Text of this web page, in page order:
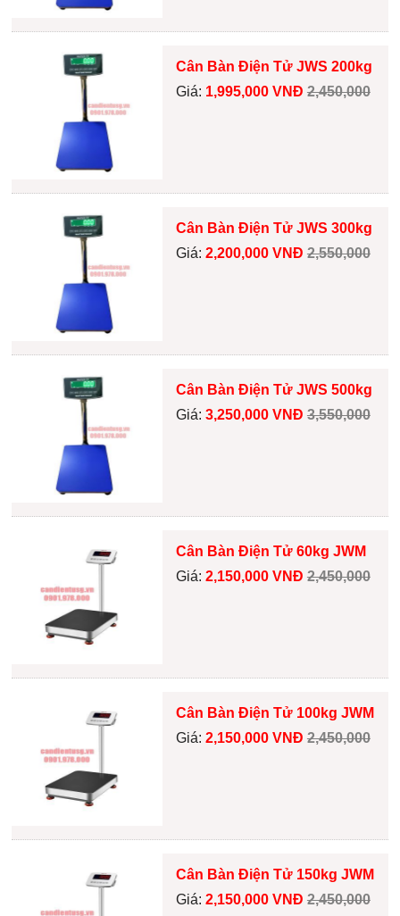
Cân Bàn Điện Tử JWS 200kg
Giá: 1,995,000 VNĐ 2,450,000
Cân Bàn Điện Tử JWS 300kg
Giá: 2,200,000 VNĐ 2,550,000
Cân Bàn Điện Tử JWS 500kg
Giá: 3,250,000 VNĐ 3,550,000
Cân Bàn Điện Tử 60kg JWM
Giá: 2,150,000 VNĐ 2,450,000
Cân Bàn Điện Tử 100kg JWM
Giá: 2,150,000 VNĐ 2,450,000
Cân Bàn Điện Tử 150kg JWM
Giá: 2,150,000 VNĐ 2,450,000